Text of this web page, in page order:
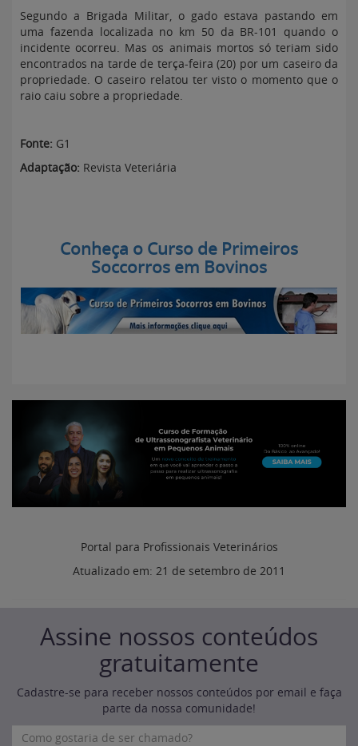
Segundo a Brigada Militar, o gado estava pastando em
uma fazenda localizada no km 50 da BR-101 quando o
incidente ocorreu. Mas os animais mortos só teriam sido
encontrados na tarde de terça-feira (20) por um caseiro da
propriedade. O caseiro relatou ter visto o momento que o
raio caiu sobre a propriedade.
Fonte: G1
Adaptação: Revista Veteriária
Conheça o Curso de Primeiros
Soccorros em Bovinos
Portal para Profissionais Veterinários
Atualizado em: 21 de setembro de 2011
Assine nossos conteúdos
gratuitamente
Cadastre-se para receber nossos conteúdos por email e faça
parte da nossa comunidade!